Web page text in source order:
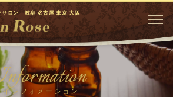
サロン 岐阜 名古屋 東京 大阪
インフォメーション